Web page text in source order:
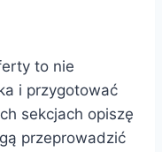
to nie
i przygotować
sekcjach opiszę
przeprowadzić